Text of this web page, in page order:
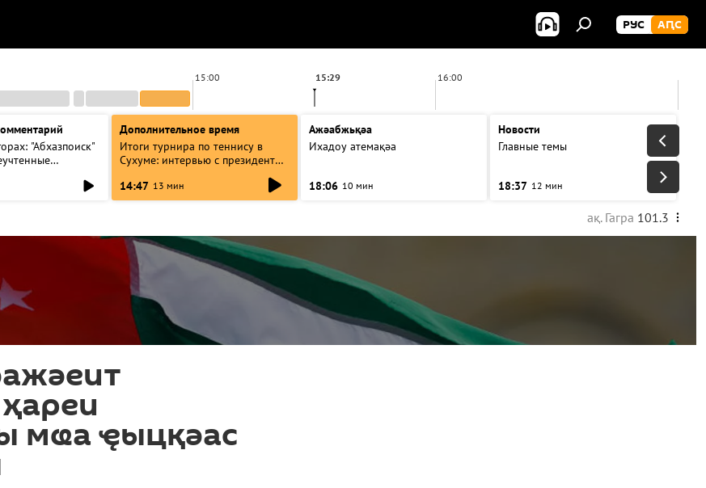
РУС АԤС
15:00 16:00
15:29
"Абхазпоиск"
Дополнительное время
Итоги турнира по теннису в
Сухуме: интервью с президентом
14:47 13 мин
Ажәабжьқәа
Ихадоу атемақәа
18:06 10 мин
Новости
Главные темы
18:37 12 мин
ақ. Гагра 101.3
мҩа ҿыцқәас